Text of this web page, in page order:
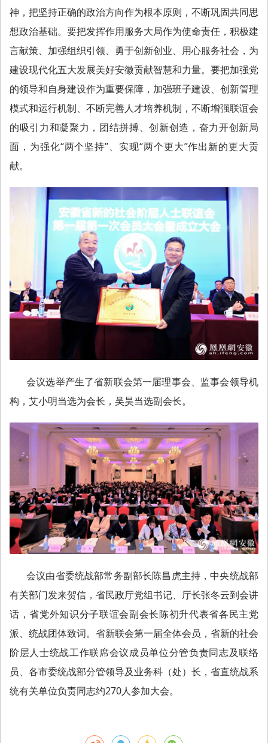
神，把坚持正确的政治方向作为根本原则，不断巩固共同思
想政治基础。要把发挥作用服务大局作为使命责任，积极建
言献策、加强组织引领、勇于创新创业、用心服务社会，为
建设现代化五大发展美好安徽贡献智慧和力量。要把加强党
的领导和自身建设作为重要保障，加强班子建设、创新管理
模式和运行机制、不断完善人才培养机制，不断增强联谊会
的吸引力和凝聚力，团结拼搏、创新创造，奋力开创新局
面，为强化“两个坚持”、实现“两个更大”作出新的更大贡
献。
会议选举产生了省新联会第一届理事会、监事会领导机
构，艾小明当选为会长，吴昊当选副会长。
会议由省委统战部常务副部长陈昌虎主持，中央统战部
有关部门发来贺信，省民政厅党组书记、厅长张冬云到会讲
话，省党外知识分子联谊会副会长陈初升代表省各民主党
派、统战团体致词。省新联会第一届全体会员，省新的社会
阶层人士统战工作联席会议成员单位分管负责同志及联络
员、各市委统战部分管领导及业务科（处）长，省直统战系
统有关单位负责同志约270人参加大会。